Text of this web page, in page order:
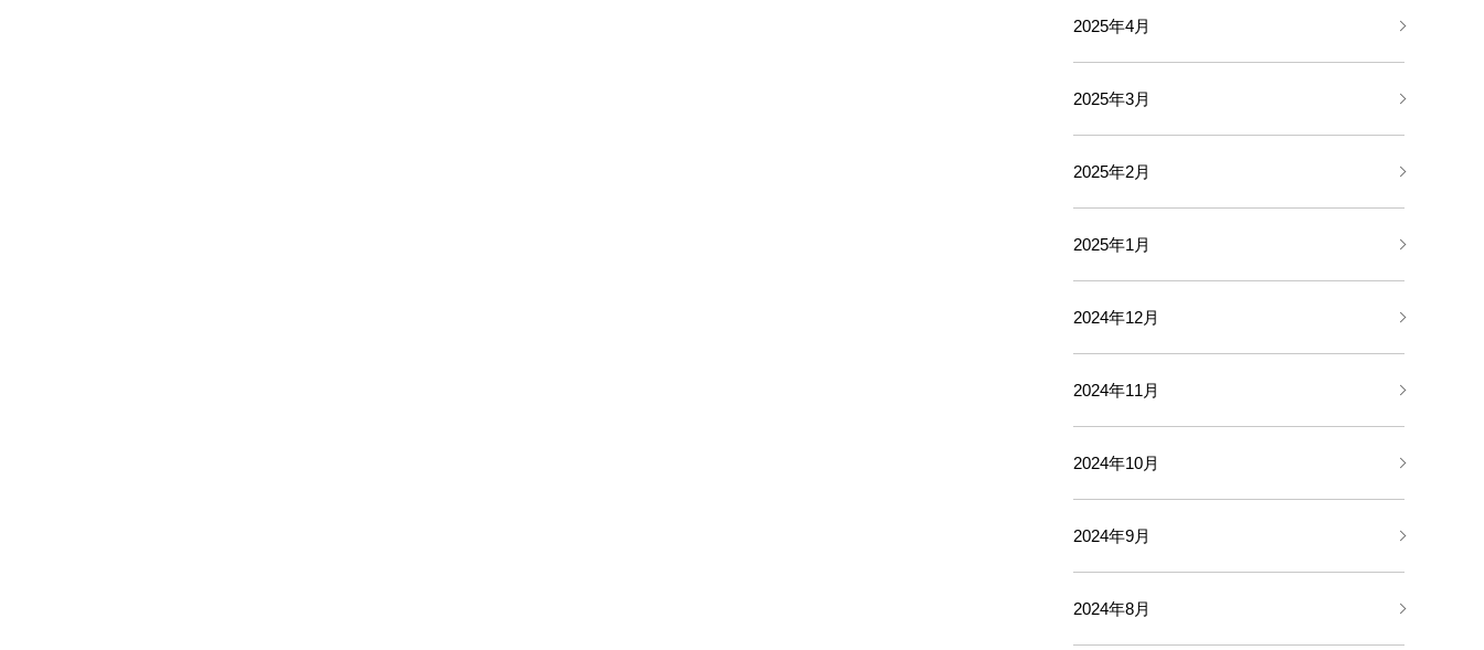
2025年4月
2025年3月
2025年2月
2025年1月
2024年12月
2024年11月
2024年10月
2024年9月
2024年8月